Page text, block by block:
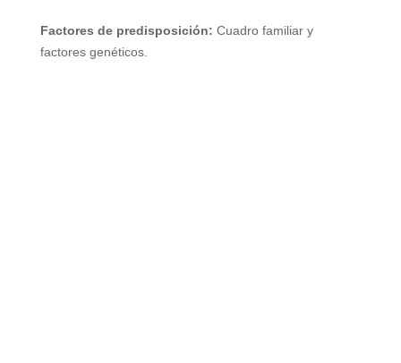
Factores de predisposición: Cuadro familiar y
factores genéticos.